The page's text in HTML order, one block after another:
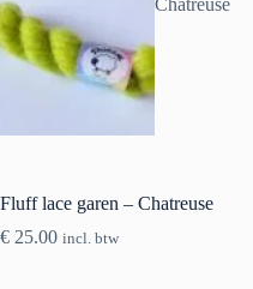
Fluff lace garen – Chatreuse
€ 25.00 incl. btw